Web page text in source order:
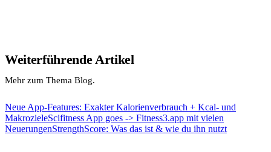
Weiterführende Artikel
Mehr zum Thema Blog.
Neue App-Features: Exakter Kalorienverbrauch + Kcal- und
MakrozieleScifitness App goes -> Fitness3.app mit vielen
NeuerungenStrengthScore: Was das ist & wie du ihn nutzt